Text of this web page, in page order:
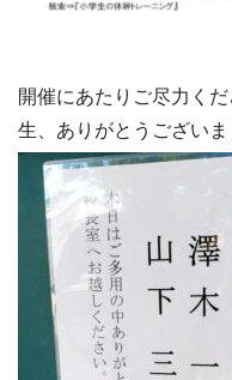
開催にあたりご尽力く
生、ありがとうございま